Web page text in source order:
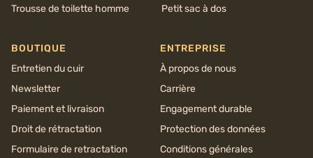
Trousse de toilette homme
Petit sac à dos
BOUTIQUE
Entretien du cuir
Newsletter
Paiement et livraison
Droit de rétractation
Formulaire de retractation
ENTREPRISE
À propos de nous
Carrière
Engagement durable
Protection des données
Conditions générales